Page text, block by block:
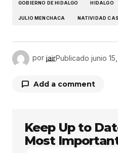
GOBIERNO DE HIDALGO HIDALGO
JULIO MENCHACA NATIVIDAD
por jairPublicado junio
Add a comment
Tu dirección de correo
publicada. Los campos
marcados con *
Keep Up to
Most